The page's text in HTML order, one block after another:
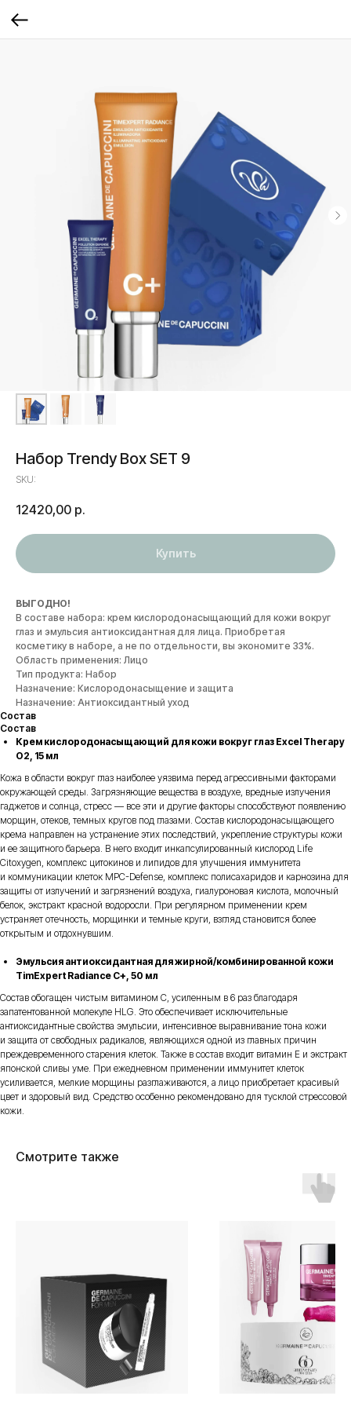
Набор Trendy Box SET 9
SKU:
12420,00 р.
Купить
ВЫГОДНО!
В составе набора: крем кислородонасыщающий для кожи вокруг
глаз и эмульсия антиоксидантная для лица. Приобретая
косметику в наборе, а не по отдельности, вы экономите 33%.
Область применения: Лицо
Тип продукта: Набор
Назначение: Кислородонасыщение и защита
Назначение: Антиоксидантный уход
Состав
Состав
Крем кислородонасыщающий для кожи вокруг глаз Excel Therapy
O2, 15 мл
Кожа в области вокруг глаз наиболее уязвима перед агрессивными факторами
окружающей среды. Загрязняющие вещества в воздухе, вредные излучения
гаджетов и солнца, стресс — все эти и другие факторы способствуют появлению
морщин, отеков, темных кругов под глазами. Состав кислородонасыщающего
крема направлен на устранение этих последствий, укрепление структуры кожи
и ее защитного барьера. В него входит инкапсулированный кислород Life
Citoxygen, комплекс цитокинов и липидов для улучшения иммунитета
и коммуникации клеток MPC-Defense, комплекс полисахаридов и карнозина для
защиты от излучений и загрязнений воздуха, гиалуроновая кислота, молочный
белок, экстракт красной водоросли. При регулярном применении крем
устраняет отечность, морщинки и темные круги, взгляд становится более
открытым и отдохнувшим.
Эмульсия антиоксидантная для жирной/комбинированной кожи
TimExpert Radiance C+, 50 мл
Состав обогащен чистым витамином С, усиленным в 6 раз благодаря
запатентованной молекуле HLG. Это обеспечивает исключительные
антиоксидантные свойства эмульсии, интенсивное выравнивание тона кожи
и защита от свободных радикалов, являющихся одной из главных причин
преждевременного старения клеток. Также в состав входит витамин Е и экстракт
японской сливы уме. При ежедневном применении иммунитет клеток
усиливается, мелкие морщины разглаживаются, а лицо приобретает красивый
цвет и здоровый вид. Средство особенно рекомендовано для тусклой стрессовой
кожи.
Смотрите также